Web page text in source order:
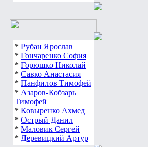
* Рубан Ярослав
* Гончаренко София
* Горюшко Николай
* Савко Анастасия
* Панфилов Тимофей
* Азаров-Кобзарь
Тимофей
* Ковыренко Ахмед
* Острый Данил
* Маловик Сергей
* Деревицкий Артур